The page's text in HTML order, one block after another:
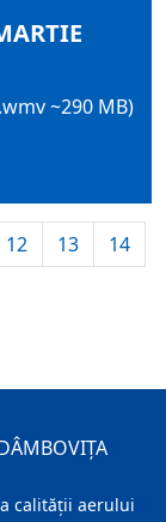
~290 MB)
12 13
14
calității aerului